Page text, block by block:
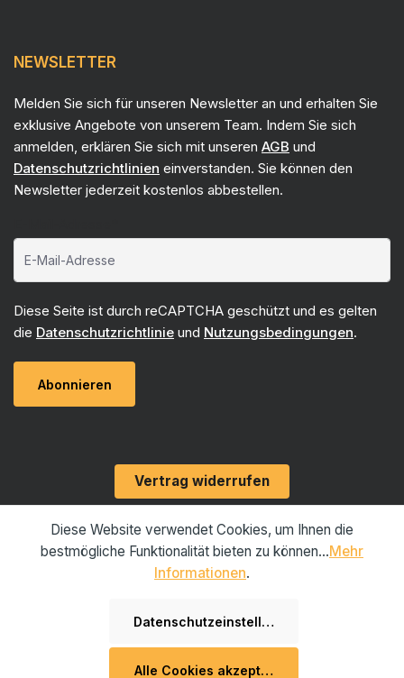
NEWSLETTER
Melden Sie sich für unseren Newsletter an und erhalten Sie
exklusive Angebote von unserem Team. Indem Sie sich
anmelden, erklären Sie sich mit unseren AGB und
Datenschutzrichtlinien einverstanden. Sie können den
Newsletter jederzeit kostenlos abbestellen.
Diese Seite ist durch reCAPTCHA geschützt und es gelten
die Datenschutzrichtlinie und Nutzungsbedingungen.
Abonnieren
Vertrag widerrufen
Nachnahmegebühren, wenn nicht anders angegeben.
Diese Website verwendet Cookies, um Ihnen die
bestmögliche Funktionalität bieten zu können...Mehr
Informationen.
Datenschutzeinstellungen
Alle Cookies akzeptieren